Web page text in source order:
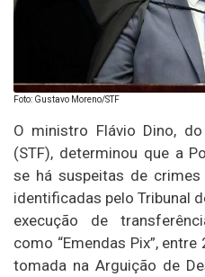
Foto: Gustavo Moreno/STF
O ministro Flávio Dino,
(STF), determinou que a
se há suspeitas de
identificadas pelo Tribunal
execução de
como “Emendas Pix”,
tomada na Arguição de